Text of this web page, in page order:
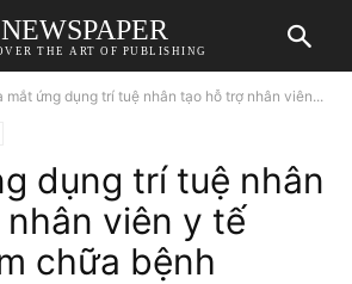
NEWSPAPER
THE ART OF PUBLISHING
mắt ứng dụng trí tuệ nhân tạo hỗ trợ nhân viên...
dụng trí tuệ nhân
viên y tế
chữa bệnh